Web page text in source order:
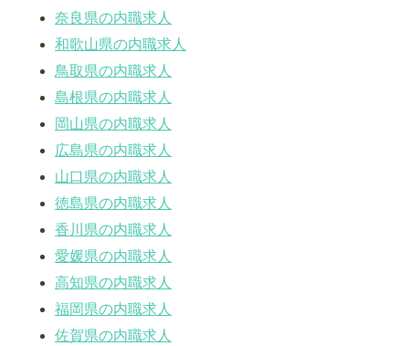
奈良県の内職求人
和歌山県の内職求人
鳥取県の内職求人
島根県の内職求人
岡山県の内職求人
広島県の内職求人
山口県の内職求人
徳島県の内職求人
香川県の内職求人
愛媛県の内職求人
高知県の内職求人
福岡県の内職求人
佐賀県の内職求人